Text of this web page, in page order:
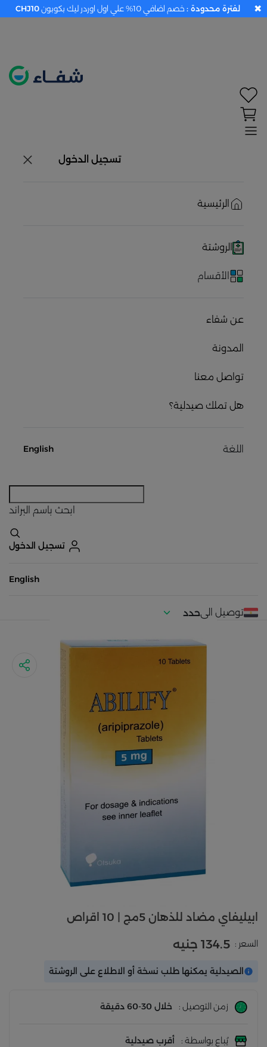
تسجيل الدخول
الرئيسية
الروشتة
الأقسام
عن شفاء
المدونة
تواصل معنا
هل تملك صيدلية؟
اللغة English
ابحث باسم البراند
تسجيل الدخول
English
توصيل الىحدد
ابيليفاي مضاد للذهان 5مج | 10 اقراص
السعر : 134.5 جنيه
الصيدلية يمكنها طلب نسخة أو الاطلاع على الروشتة
زمن التوصيل : خلال 30-60 دقيقة
يُباع بواسطة : أقرب صيدلية
لفترة محدودة : خصم اضافي 10% علي اول اوردر ليك بكوبون CHJ10 ✖